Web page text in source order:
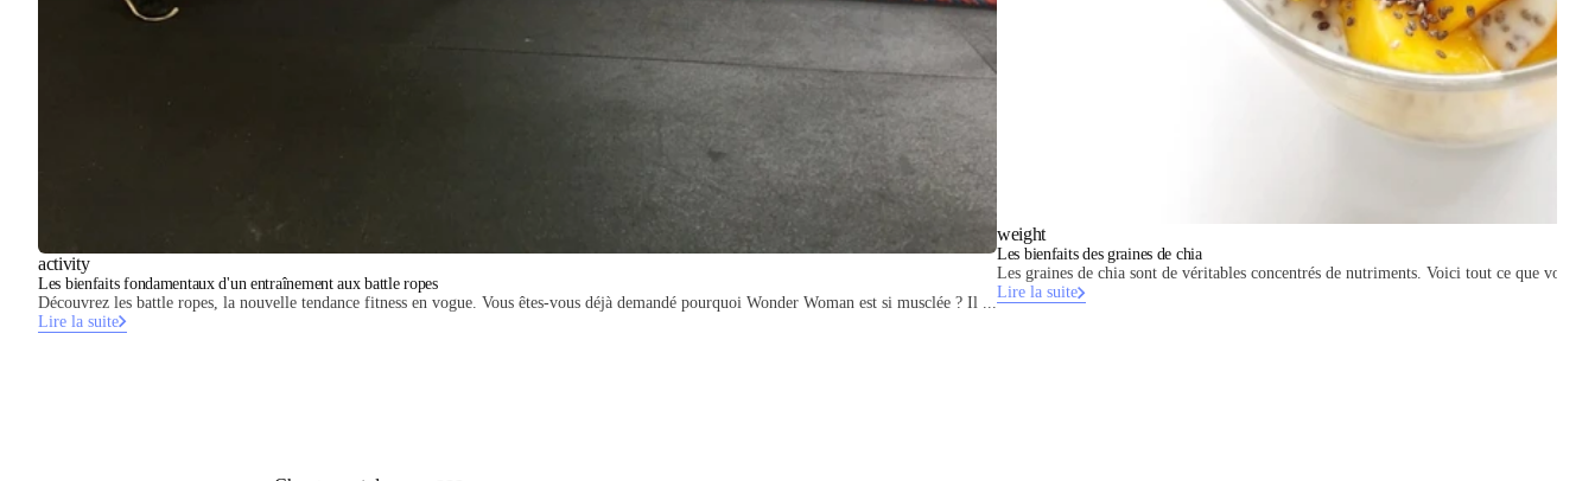
activity
Les bienfaits fondamentaux d'un entraînement aux battle ropes
Découvrez les battle ropes, la nouvelle tendance fitness en vogue. Vous êtes-vous déjà demandé pourquoi Wonder Woman est si musclée ? Il ...
Lire la suite
weight
Les bienfaits des graines de chia
Les graines de chia sont de véritables concentrés de nutriments. Voici tout ce que vous
Lire la suite